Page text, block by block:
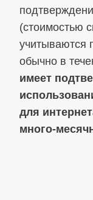
(стоимостью
учитываются
обычно в
имеет
для
много-